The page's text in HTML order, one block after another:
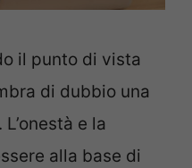
il punto di vista
di dubbio una
e la
alla base di